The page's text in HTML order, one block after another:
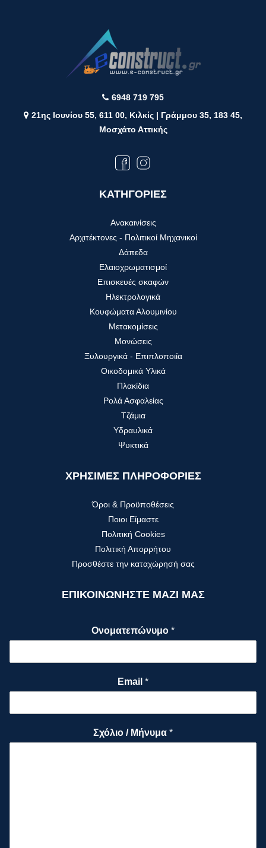
6948 719 795
21ης Ιουνίου 55, 611 00, Κιλκίς | Γράμμου 35, 183 45,
Μοσχάτο Αττικής
ΚΑΤΗΓΟΡΙΕΣ
Ανακαινίσεις
Αρχιτέκτονες - Πολιτικοί Μηχανικοί
Δάπεδα
Ελαιοχρωματισμοί
Επισκευές σκαφών
Ηλεκτρολογικά
Κουφώματα Αλουμινίου
Μετακομίσεις
Μονώσεις
Ξυλουργικά - Επιπλοποιία
Οικοδομικά Υλικά
Πλακίδια
Ρολά Ασφαλείας
Τζάμια
Υδραυλικά
Ψυκτικά
ΧΡΗΣΙΜΕΣ ΠΛΗΡΟΦΟΡΙΕΣ
Όροι & Προϋποθέσεις
Ποιοι Είμαστε
Πολιτική Cookies
Πολιτική Απορρήτου
Προσθέστε την καταχώρησή σας
ΕΠΙΚΟΙΝΩΝΗΣΤΕ ΜΑΖΙ ΜΑΣ
Ονοματεπώνυμο *
Email *
Σχόλιο / Μήνυμα *